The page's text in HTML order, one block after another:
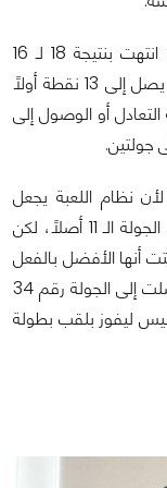
الخريطة كانت نارية بمعنى الكلمة لدرجة أنها انتهت بنتيجة 18 لـ 16
لصالح أنوبيس، كما نعلم يفوز في اللعبة من يصل إلى 13 نقطة أولاً
أو الوصول إلى
تنتهي الخريطة عند الجولة الـ 13 لأن نظام اللعبة يجعل
النتيجة محسومة بالفعل من قبل الوصول إلى الجولة الـ 11 أصلاً، لكن
أنها الأفضل بالفعل
في المنطقة، واستمرت الخريطة معنا حتى وصلت إلى الجولة رقم 34
لصالح فريق أنوبيس ليفوز بلقب بطولة